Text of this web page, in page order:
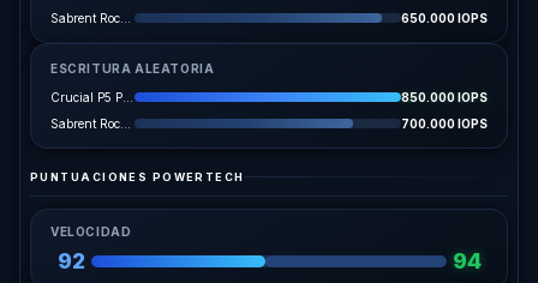
650.000 IOPS
ESCRITURA ALEATORIA
850.000 IOPS
700.000 IOPS
PUNTUACIONES POWERTECH
VELOCIDAD
92 94